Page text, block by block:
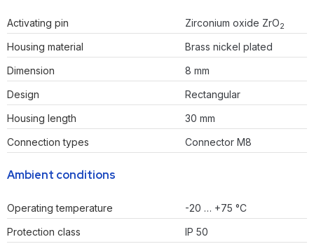
Activating pin Zirconium oxide ZrO2
Housing material
Brass nickel plated
Dimension
8 mm
Design
Rectangular
Housing length
30 mm
Connection types
Connector M8
Ambient conditions
Operating temperature
-20 … +75 °C
Protection class
IP 50